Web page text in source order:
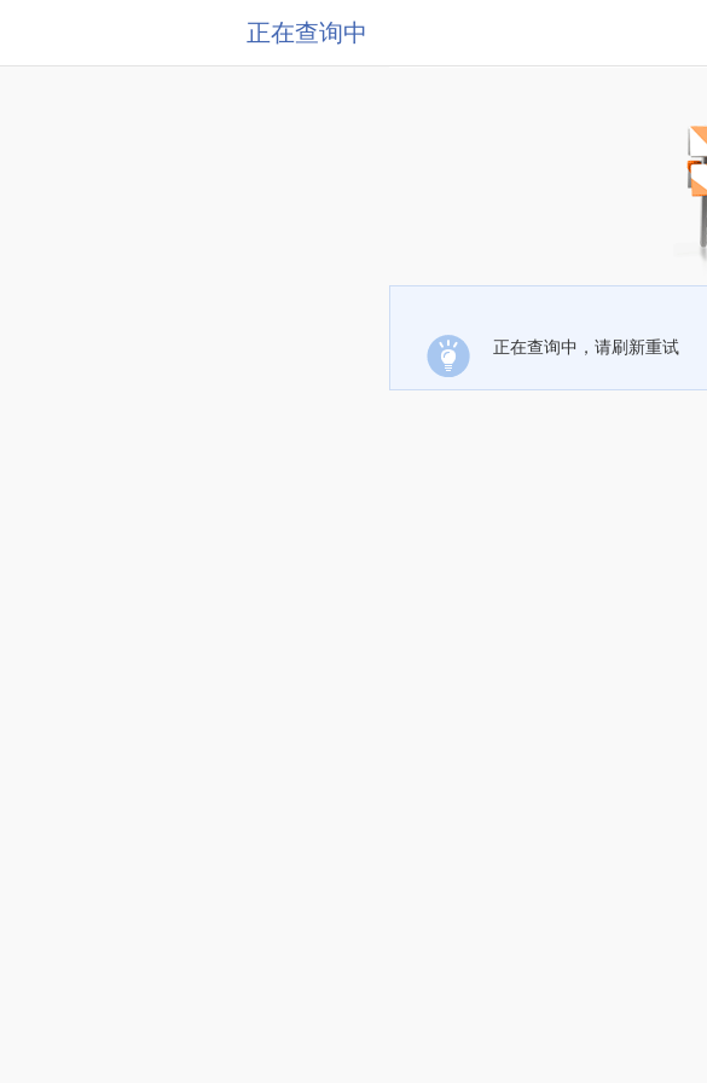
正在查询中
正在查询中，请刷新重试